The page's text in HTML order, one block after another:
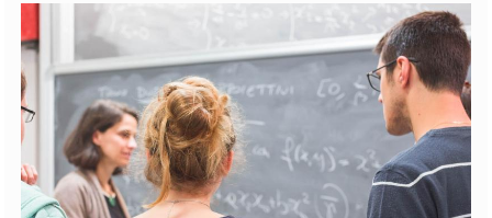
TEAM
FILODIRITTO REDAZIONE COMITATO SCIENTIFICO AUTORI CURATORI
FOTOGRAFI PARTNER COLLABORA CON NOI
EXTRA
CODICI RUBRICHE LIBRI PROCEEDINGS PUBBLICITÀ CONTATTI